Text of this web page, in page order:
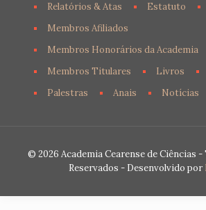
Relatórios & Atas
Estatuto
Membros Afiliados
Membros Honorários da Academia
Membros Titulares
Livros
Palestras
Anais Notícias
© 2026 Academia Cearense de Ciências
Reservados - Desenvolvido por